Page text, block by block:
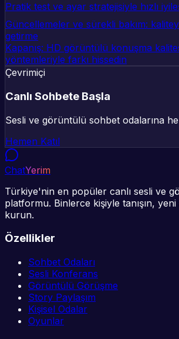
Pratik test ve ayar stratejisiyle hızlı
Güncellemeler ve sürekli bakım:
getirme
Kapanış: HD görüntülü konuşma
yöntemleriyle farkı hissedin
Çevrimiçi
Canlı Sohbete Başla
Sesli ve görüntülü sohbet odalarına
Hemen Katıl
ChatYerim
Türkiye'nin en popüler canlı sesli ve
platformu. Binlerce kişiyle tanışın, yeni
kurun.
Özellikler
Sohbet Odaları
Sesli Konferans
Görüntülü Görüşme
Story Paylaşım
Kişisel Odalar
Oyunlar